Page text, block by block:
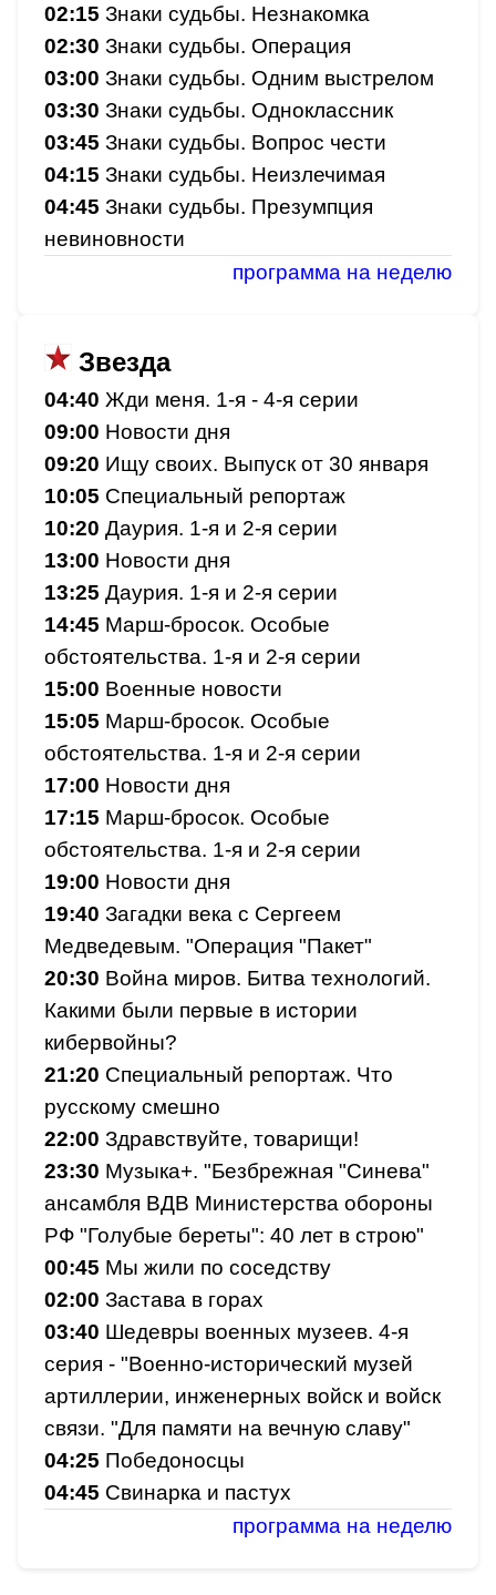
02:15 Знаки судьбы. Незнакомка
02:30 Знаки судьбы. Операция
03:00 Знаки судьбы. Одним выстрелом
03:30 Знаки судьбы. Одноклассник
03:45 Знаки судьбы. Вопрос чести
04:15 Знаки судьбы. Неизлечимая
04:45 Знаки судьбы. Презумпция
невиновности
программа на неделю
Звезда
04:40 Жди меня. 1-я - 4-я серии
09:00 Новости дня
09:20 Ищу своих. Выпуск от 30 января
10:05 Специальный репортаж
10:20 Даурия. 1-я и 2-я серии
13:00 Новости дня
13:25 Даурия. 1-я и 2-я серии
14:45 Марш-бросок. Особые
обстоятельства. 1-я и 2-я серии
15:00 Военные новости
15:05 Марш-бросок. Особые
обстоятельства. 1-я и 2-я серии
17:00 Новости дня
17:15 Марш-бросок. Особые
обстоятельства. 1-я и 2-я серии
19:00 Новости дня
19:40 Загадки века с Сергеем
Медведевым. "Операция "Пакет"
20:30 Война миров. Битва технологий.
Какими были первые в истории
кибервойны?
21:20 Специальный репортаж. Что
русскому смешно
22:00 Здравствуйте, товарищи!
23:30 Музыка+. "Безбрежная "Синева"
ансамбля ВДВ Министерства обороны
РФ "Голубые береты": 40 лет в строю"
00:45 Мы жили по соседству
02:00 Застава в горах
03:40 Шедевры военных музеев. 4-я
серия - "Военно-исторический музей
артиллерии, инженерных войск и войск
связи. "Для памяти на вечную славу"
04:25 Победоносцы
04:45 Свинарка и пастух
программа на неделю